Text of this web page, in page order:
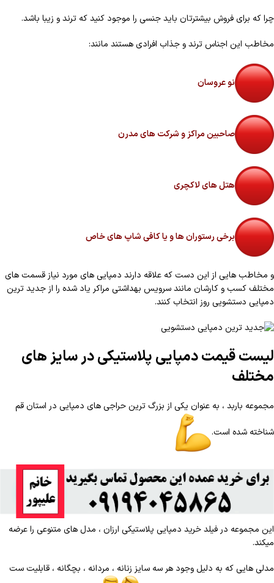
چرا که برای فروش بیشترتان باید جنسی را موجود کنید که ترند و زیبا باشد.
مخاطب این اجناس ترند و جذاب افرادی هستند مانند:
نو عروسان
صاحبین مراکز و شرکت های مدرن
هتل های لاکچری
برخی رستوران ها و یا کافی شاپ های خاص
و مخاطب هایی از این دست که علاقه دارند دمپایی های مورد نیاز قسمت های
مختلف کسب و کارشان مانند سرویس بهداشتی مراکر یاد شده را از جدید ترین
دمپایی دستشویی روز انتخاب کنند.
لیست قیمت دمپایی پلاستیکی در سایز های
مختلف
مجموعه باربد ، به عنوان یکی از بزرگ ترین حراجی های دمپایی در استان قم
شناخته شده است.
این مجموعه در فیلد خرید دمپایی پلاستیکی ارزان ، مدل های متنوعی را عرضه
میکند.
مدلی هایی که به دلیل وجود هر سه سایز زنانه ، مردانه ، بچگانه ، قابلیت ست